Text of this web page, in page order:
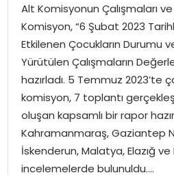
EKONOMI
MAGAZIN
SAĞLIK
SIYASET
SPOR
Alt Komisyonun Çalışmaları
Komisyon, “6 Şubat 2023
Etkilenen Çocukların Durumu
Yürütülen Çalışmaların
hazırladı. 5 Temmuz 2023’te
komisyon, 7 toplantı
oluşan kapsamlı bir rapor
Kahramanmaraş, Gaziantep
İskenderun, Malatya, Elazığ
incelemelerde bulunuldu….